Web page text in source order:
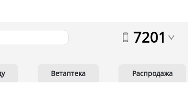
7201
Ветаптека Распродажа